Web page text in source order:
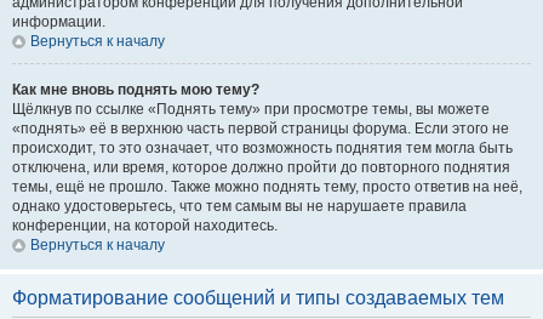
информации.
Вернуться к началу
Как мне вновь поднять мою тему?
Щёлкнув по ссылке «Поднять тему» при просмотре темы, вы можете
«поднять» её в верхнюю часть первой страницы форума. Если этого не
происходит, то это означает, что возможность поднятия тем могла быть
отключена, или время, которое должно пройти до повторного поднятия
темы, ещё не прошло. Также можно поднять тему, просто ответив на неё,
однако удостоверьтесь, что тем самым вы не нарушаете правила
конференции, на которой находитесь.
Вернуться к началу
Форматирование сообщений и типы создаваемых тем